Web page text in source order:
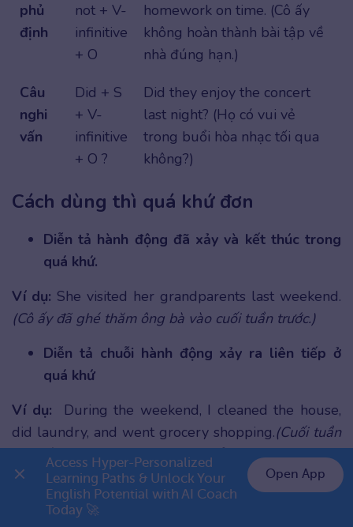
phủ
định
not + V-
infinitive
+ O
homework on time. (Cô ấy
không hoàn thành bài tập về
nhà đúng hạn.)
Câu
nghi
vấn
Did + S
+ V-
infinitive
+ O ?
Did they enjoy the concert
last night? (Họ có vui vẻ
trong buổi hòa nhạc tối qua
không?)
Cách dùng thì quá khứ đơn
Diễn tả hành động đã xảy và kết thúc trong
quá khứ.
Ví dụ: She visited her grandparents last weekend.
(Cô ấy đã ghé thăm ông bà vào cuối tuần trước.)
Diễn tả chuỗi hành động xảy ra liên tiếp ở
quá khứ
Ví dụ: During the weekend, I cleaned the house,
did laundry, and went grocery shopping.(Cuối tuần
vừa rồi, tôi đã dành thời gian để dọn dẹp nhà cửa,
giặt giũ và đi chợ.)
Diễn tả 1 hành động xen vào 1 hành động
👉 Premium 1 năm chỉ 999K
Access Hyper-Personalized
Learning Paths & Unlock Your
English Potential with AI Coach
Today 🚀
Open App